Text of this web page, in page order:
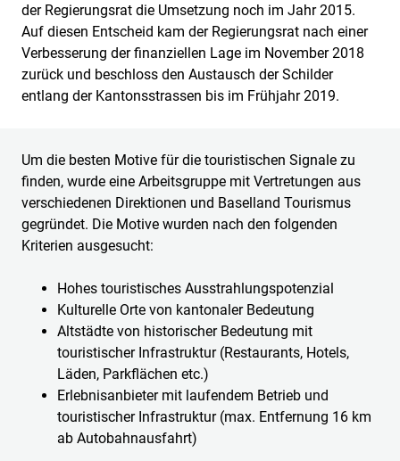
der Regierungsrat die Umsetzung noch im Jahr 2015.
Auf diesen Entscheid kam der Regierungsrat nach einer
Verbesserung der finanziellen Lage im November 2018
zurück und beschloss den Austausch der Schilder
entlang der Kantonsstrassen bis im Frühjahr 2019.
Um die besten Motive für die touristischen Signale zu
finden, wurde eine Arbeitsgruppe mit Vertretungen aus
verschiedenen Direktionen und Baselland Tourismus
gegründet. Die Motive wurden nach den folgenden
Kriterien ausgesucht:
Hohes touristisches Ausstrahlungspotenzial
Kulturelle Orte von kantonaler Bedeutung
Altstädte von historischer Bedeutung mit
touristischer Infrastruktur (Restaurants, Hotels,
Läden, Parkflächen etc.)
Erlebnisanbieter mit laufendem Betrieb und
touristischer Infrastruktur (max. Entfernung 16 km
ab Autobahnausfahrt)